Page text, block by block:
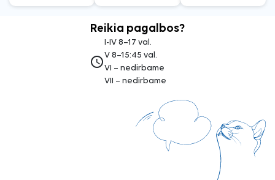
Reikia pagalbos?
access_time
I-IV 8–17 val.
V 8–15:45 val.
VI – nedirbame
VII – nedirbame